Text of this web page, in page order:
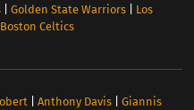
| Golden State Warriors| Los
Boston Celtics
Anthony Davis| Giannis